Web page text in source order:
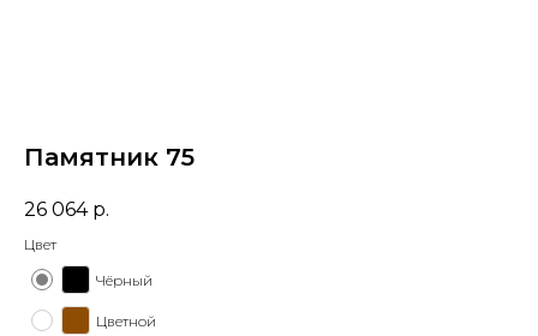
Памятник 75
26 064 р.
Цвет
Чёрный
Цветной